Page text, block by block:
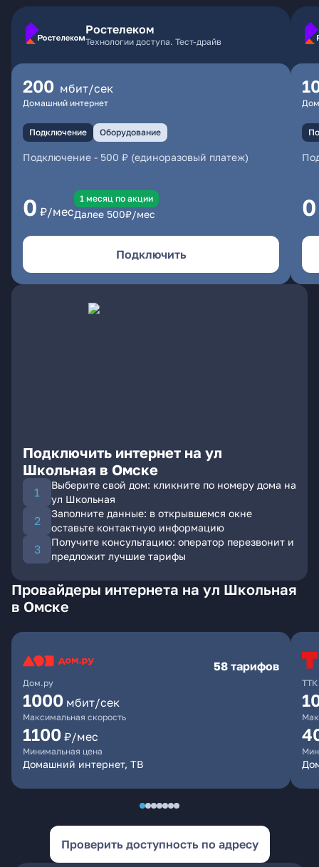
Ростелеком
Технологии доступа. Тест-драйв
200 мбит/сек
Домашний интернет
Подключение Оборудование
Подключение - 500 ₽ (единоразовый платеж)
0 ₽/мес
1 месяц по акции
Далее 500₽/мес
Подключить
0
Подключить интернет на ул
Школьная в Омске
Выберите свой дом: кликните по номеру дома на
ул Школьная
Заполните данные: в открывшемся окне
оставьте контактную информацию
Получите консультацию: оператор перезвонит и
предложит лучшие тарифы
Провайдеры интернета на ул Школьная
в Омске
Дом.ру
58 тарифов
1000 мбит/сек
Максимальная скорость
1100 ₽/мес
Минимальная цена
Домашний интернет, ТВ
ТТК
Проверить доступность по адресу